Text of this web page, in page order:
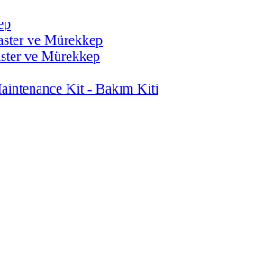
ve Mürekkep
ve Mürekkep
Kit - Bakım Kiti